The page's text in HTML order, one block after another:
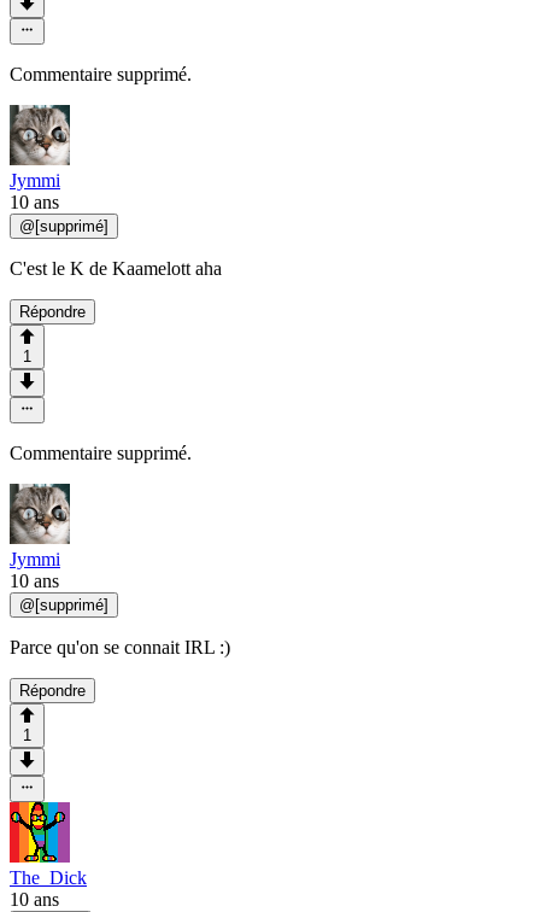
Commentaire supprimé.
Jymmi
10 ans
@ [supprimé]
C'est le K de Kaamelott aha
Répondre
1
Commentaire supprimé.
Jymmi
10 ans
@ [supprimé]
Parce qu'on se connait IRL :)
Répondre
1
The_Dick
10 ans